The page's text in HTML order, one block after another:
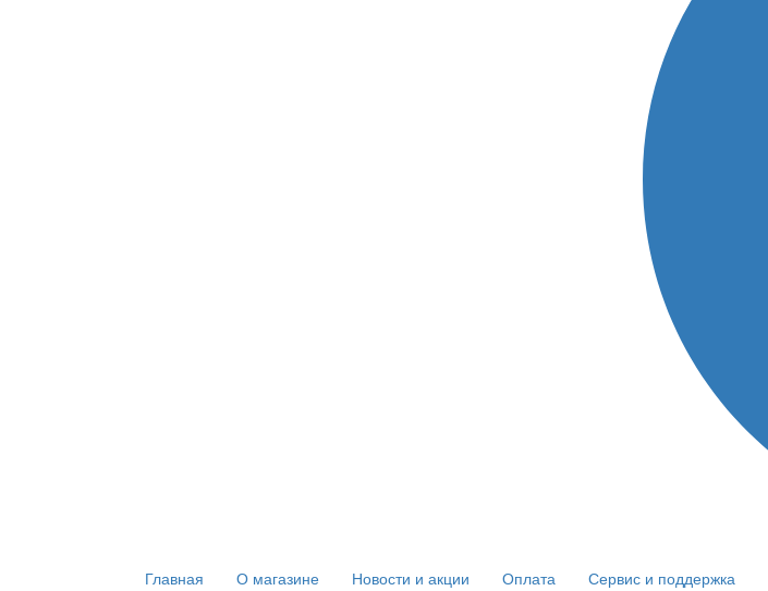
Главная О магазине Новости и акции Оплата Сервис и поддержка